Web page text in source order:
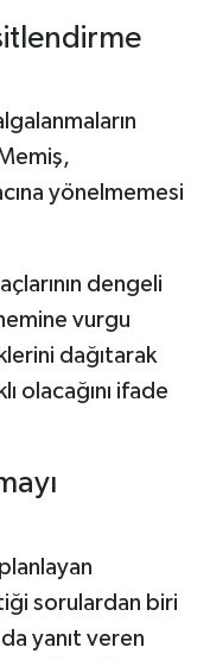
yönelmemesi
dengeli
vurgu
dağıtarak
olacağını ifade
sorulardan biri
da yanıt veren